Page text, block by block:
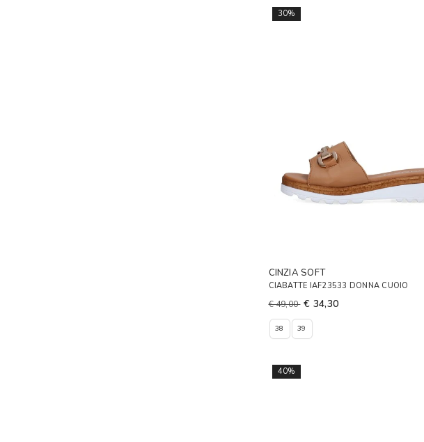
30%
CINZIA SOFT
CIABATTE IAF23533 DONNA CUOIO
€ 49,00 € 34,30
38 39
40%